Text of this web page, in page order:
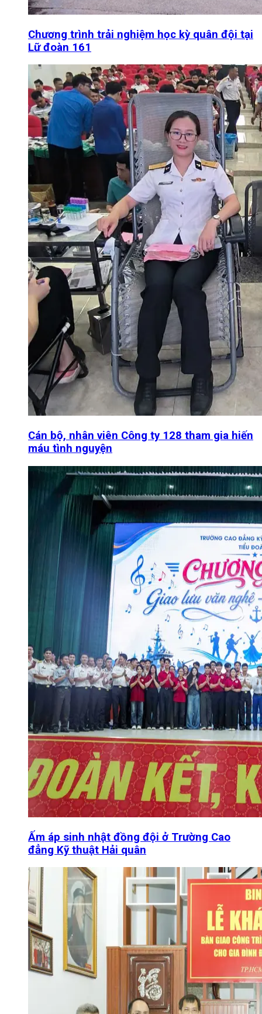
Chương trình trải nghiệm học kỳ quân đội tại
Lữ đoàn 161
Cán bộ, nhân viên Công ty 128 tham gia hiến
máu tình nguyện
Ấm áp sinh nhật đồng đội ở Trường Cao
đẳng Kỹ thuật Hải quân